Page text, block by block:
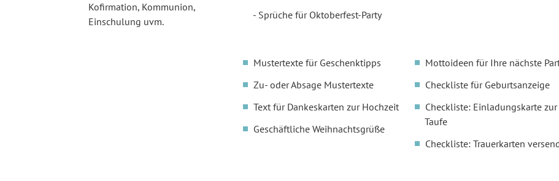
Kofirmation, Kommunion,
Einschulung uvm.
Sprüche für Oktoberfest-Party
Mustertexte für Geschenktipps
Zu- oder Absage Mustertexte
Text für Dankeskarten zur Hochzeit
Geschäftliche Weihnachtsgrüße
Mottoideen für Ihre nächste
Checkliste für Geburtsanzeige
Checkliste: Einladungskarte zur
Taufe
Checkliste: Trauerkarten